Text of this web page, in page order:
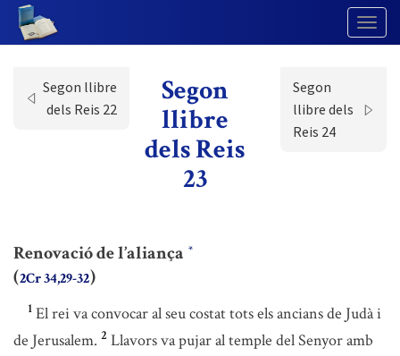
Segon llibre
dels Reis 22
Segon
llibre
dels Reis
23
Segon
llibre dels
Reis 24
Renovació de l’aliança *
(2Cr 34,29-32)
1 El rei va convocar al seu costat tots els ancians de Judà i
de Jerusalem. 2 Llavors va pujar al temple del Senyor amb